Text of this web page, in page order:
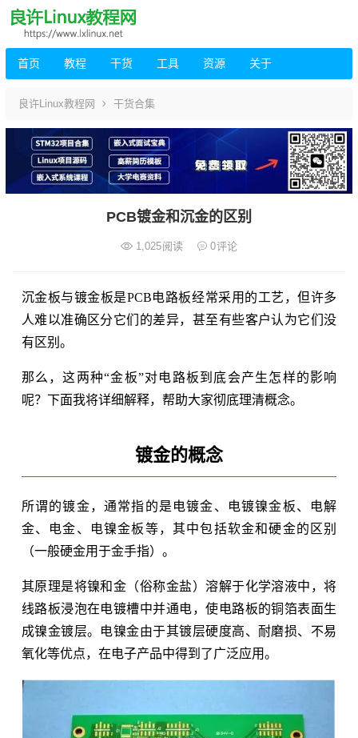
首页 教程 干货 工具 资源 关于
良许Linux教程网 干货合集
PCB镀金和沉金的区别
1,025阅读 0评论
沉金板与镀金板是PCB电路板经常采用的工艺，但许多
人难以准确区分它们的差异，甚至有些客户认为它们没
有区别。
那么，这两种“金板”对电路板到底会产生怎样的影响
呢？下面我将详细解释，帮助大家彻底理清概念。
镀金的概念
所谓的镀金，通常指的是电镀金、电镀镍金板、电解
金、电金、电镍金板等，其中包括软金和硬金的区别
（一般硬金用于金手指）。
其原理是将镍和金（俗称金盐）溶解于化学溶液中，将
线路板浸泡在电镀槽中并通电，使电路板的铜箔表面生
成镍金镀层。电镍金由于其镀层硬度高、耐磨损、不易
氧化等优点，在电子产品中得到了广泛应用。